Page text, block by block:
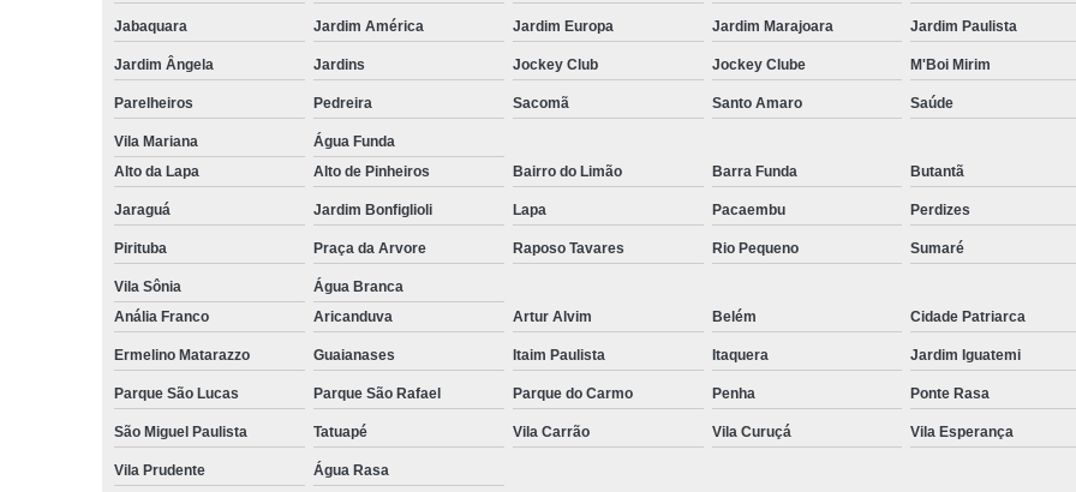
Nano
Nano
Nano
Pigmentação Capilar 3d
Pigmentação Capilar em
Pigmentação de Cabelo
Pigmentação na Careca
Preenchimento Capilar Central
Preenchimento Capilar com
Jabaquara Jardim América Jardim Europa Jardim Marajoara Jardim Paulista
Jardim Ângela Jardins Jockey Club Jockey Clube M'Boi Mirim
Parelheiros Pedreira Sacomã Santo Amaro Saúde
Vila Mariana
Água Funda
Alto da Lapa
Alto de Pinheiros Bairro do Limão Barra Funda Butantã
Jaraguá Jardim Bonfiglioli Lapa Pacaembu Perdizes
Pirituba Praça da Arvore Raposo Tavares Rio Pequeno Sumaré
Vila Sônia
Água Branca
Anália Franco
Aricanduva Artur Alvim Belém Cidade Patriarca
Ermelino Matarazzo Guaianases Itaim Paulista Itaquera Jardim Iguatemi
Parque São Lucas Parque São Rafael Parque do Carmo Penha Ponte Rasa
São Miguel Paulista Tatuapé Vila Carrão Vila Curuçá Vila Esperança
Vila Prudente
Água Rasa